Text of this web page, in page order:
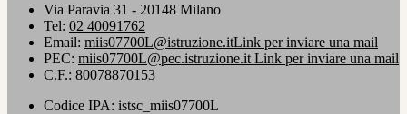
Via Paravia 31 - 20148 Milano
Tel: 02 40091762
Email: miis07700L@istruzione.itLink per inviare una mail
PEC: miis07700L@pec.istruzione.it Link per inviare una mail
C.F.: 80078870153
Codice IPA: istsc_miis07700L